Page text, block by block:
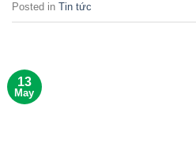
Posted in Tin tức
13
May